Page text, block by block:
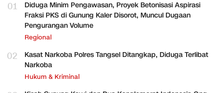
01
Diduga Minim Pengawasan, Proyek Betonisasi Aspirasi
Fraksi PKS di Gunung Kaler Disorot, Muncul Dugaan
Pengurangan Volume
Regional
02
Kasat Narkoba Polres Tangsel Ditangkap, Diduga Terlibat
Narkoba
Hukum & Kriminal